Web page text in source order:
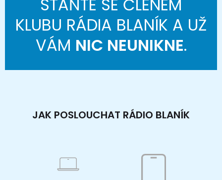
STAŇTE SE ČLENEM
KLUBU RÁDIA BLANÍK A UŽ
VÁM NIC NEUNIKNE.
JAK POSLOUCHAT RÁDIO BLANÍK